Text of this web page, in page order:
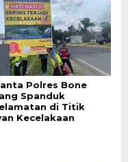
Polres Bone
Spanduk
di Titik
Kecelakaan